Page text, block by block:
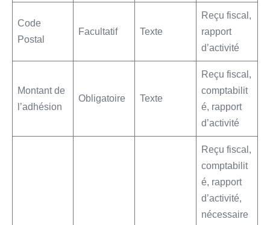
Code
Postal
Facultatif Texte
Reçu fiscal,
rapport
d’activité
Montant de
l’adhésion
Obligatoire Texte
Reçu fiscal,
comptabilit
é, rapport
d’activité
Reçu fiscal,
comptabilit
é, rapport
d’activité,
nécessaire